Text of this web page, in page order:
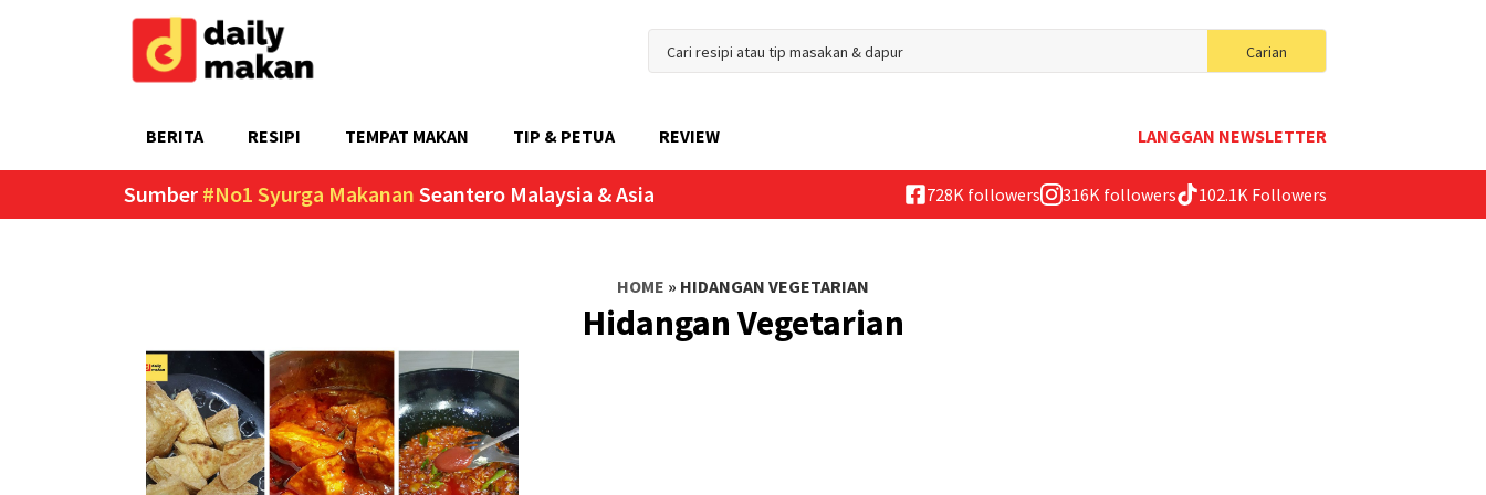
Carian
for:
BERITA RESIPI TEMPAT MAKAN TIP & PETUA REVIEW LANGGAN NEWSLETTER
Sumber #No1 Syurga Makanan Seantero Malaysia & Asia 728K followers 316K followers 102.1K Followers
HOME » HIDANGAN VEGETARIAN
Hidangan Vegetarian